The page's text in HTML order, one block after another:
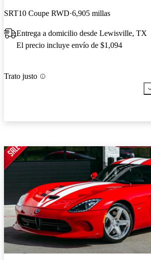
SRT10 Coupe RWD 6,905 millas
Entrega a domicilio desde Lewisville, TX
El precio incluye envío de $1,094
Trato justo